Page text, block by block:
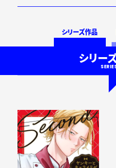
シリーズ作品
シリー